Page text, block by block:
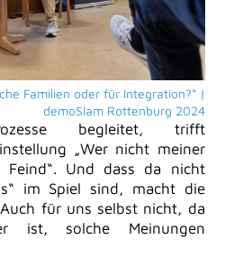
Familien oder für Integration?“ |
demoSlam Rottenburg 2024
begleitet, trifft
„Wer nicht meiner
Und dass da nicht
im Spiel sind, macht die
für uns selbst nicht, da
ist, solche Meinungen